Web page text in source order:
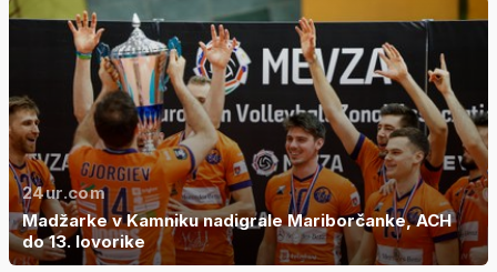
24ur.com
Madžarke v Kamniku nadigrale Mariborčanke, ACH
do 13. lovorike